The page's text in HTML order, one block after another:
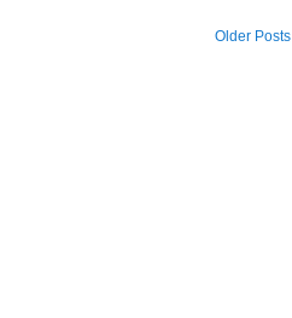
Older Posts